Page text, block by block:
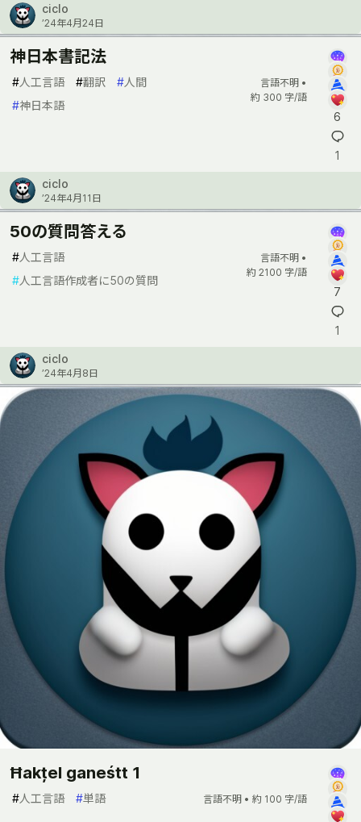
ciclo
’24年4月24日
神日本書記法
#人工言語 #翻訳 #人間
#神日本語
言語不明 •
約 300 字/語
6
1
ciclo
’24年4月11日
50の質問答える
#人工言語
#人工言語作成者に50の質問
言語不明 •
約 2100 字/語
7
1
ciclo
’24年4月8日
Ħakțel ganeśtt 1
#人工言語 #単語 言語不明 • 約 100 字/語